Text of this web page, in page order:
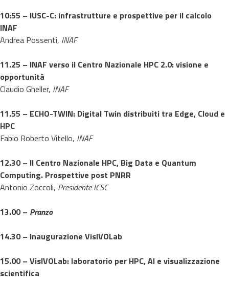
10:55 – IUSC-C: infrastrutture e prospettive per il calcolo
INAF
Andrea Possenti, INAF
11.25 – INAF verso il Centro Nazionale HPC 2.0: visione e
opportunità
Claudio Gheller, INAF
11.55 – ECHO-TWIN: Digital Twin distribuiti tra Edge, Cloud e
HPC
Fabio Roberto Vitello, INAF
12.30 – Il Centro Nazionale HPC, Big Data e Quantum
Computing. Prospettive post PNRR
Antonio Zoccoli, Presidente ICSC
13.00 – Pranzo
14.30 – Inaugurazione VisIVOLab
15.00 – VisIVOLab: laboratorio per HPC, AI e visualizzazione
scientifica